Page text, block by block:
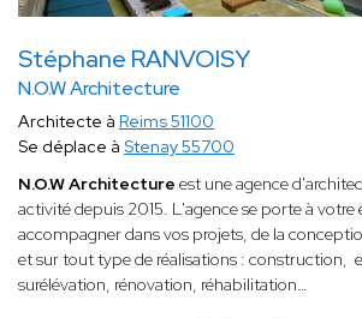
Stéphane RANVOISY
N.O.W Architecture
Architecte à Reims 51100
Se déplace à Stenay 55700
N.O.W Architecture est une agence
activité depuis 2015. L'agence se porte à
accompagner dans vos projets, de la
et sur tout type de réalisations : construction,
surélévation, rénovation, réhabilitation…